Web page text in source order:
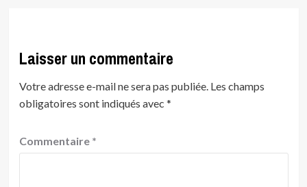
Laisser un commentaire
Votre adresse e-mail ne sera pas publiée. Les champs
obligatoires sont indiqués avec *
Commentaire *